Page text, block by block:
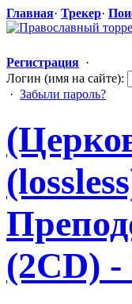
Главная· Трекер·
Регистрация ·
Логин (имя на сайте):
· Забыли пароль?
(2CD) -